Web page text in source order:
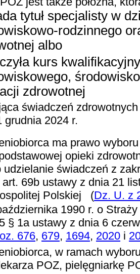
tytuł specjalisty w
rodzinnego
albo
kurs
zdrowotnej
świadczeń
grudnia 2024 r.
ma prawo
opieki
udzielanie świadczeń z
69b ustawy z dnia 21
Polskiej
(Dz. U. z
1990 r. o
§ 1a ustawy z dnia 6
676, 679, 1694, 2020 i
w ramach
POZ, pielęgniarkę